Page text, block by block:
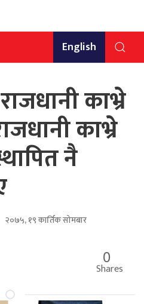
English
काभ्रे
काभ्रे
नै
२०७५, १९ कार्तिक सोमबार
0
Shares